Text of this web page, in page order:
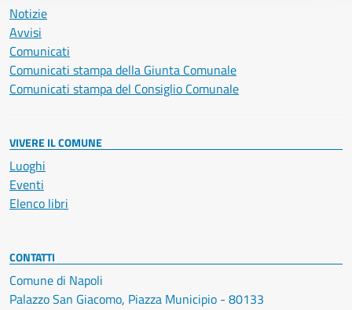
Notizie
Avvisi
Comunicati
Comunicati stampa della Giunta Comunale
Comunicati stampa del Consiglio Comunale
VIVERE IL COMUNE
Luoghi
Eventi
Elenco libri
CONTATTI
Comune di Napoli
Palazzo San Giacomo, Piazza Municipio - 80133